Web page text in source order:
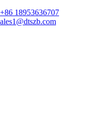
+86 18953636707